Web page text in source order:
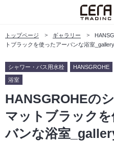
トップページ ギャラリー
トブラックを使ったアーバンな浴室
シャワー・バス用水栓 HANSGROHE
浴室
HANSGROHEの
マットブラック
バンな浴室